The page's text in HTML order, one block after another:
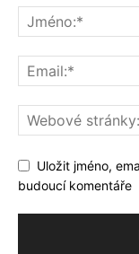
Uložit jméno,
budoucí komentáře